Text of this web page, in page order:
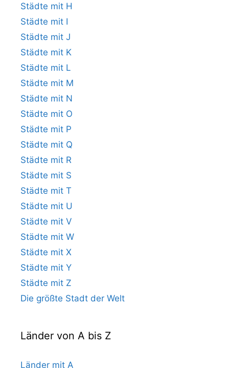
Städte mit H
Städte mit I
Städte mit J
Städte mit K
Städte mit L
Städte mit M
Städte mit N
Städte mit O
Städte mit P
Städte mit Q
Städte mit R
Städte mit S
Städte mit T
Städte mit U
Städte mit V
Städte mit W
Städte mit X
Städte mit Y
Städte mit Z
Die größte Stadt der Welt
Länder von A bis Z
Länder mit A